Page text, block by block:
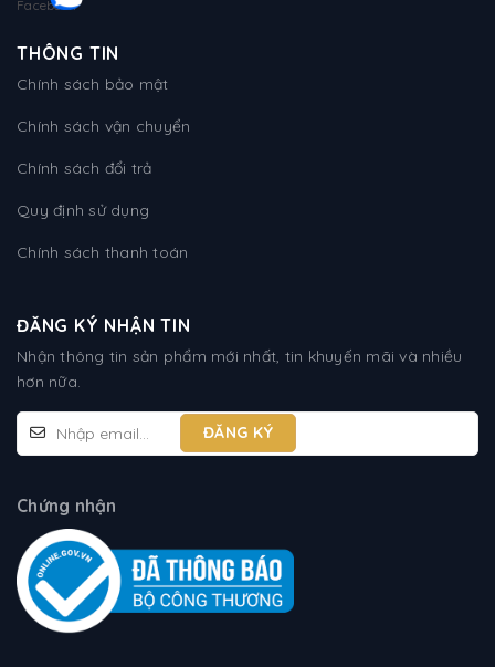
THÔNG TIN
Chính sách bảo mật
Chính sách vận chuyển
Chính sách đổi trả
Quy định sử dụng
Chính sách thanh toán
ĐĂNG KÝ NHẬN TIN
Nhận thông tin sản phẩm mới nhất, tin khuyến mãi và nhiều
hơn nữa.
Chứng nhận